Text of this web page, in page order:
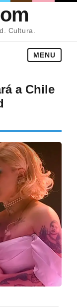
Cultura.
MENU
a Chile